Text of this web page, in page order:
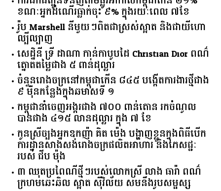
ខណៈអ្នកដំណើរធ្លាក់ចុះ ៩% ក្នុងរយៈពេល ៧ខែ
រ៉ូប Marshell នីមួយៗពិតជាស្រស់ស្អាត និងជាយីហោ
ល្បីល្បាញ
សេដ្ឋិនី ទ្រី ដាណា កាន់កាបូបដៃ Christian Dior ពណ៌
ត្នោតតម្លៃជាង ៥ ពាន់ដុល្លារ
ចំនួន​រោងចក្រ​នៅ​កម្ពុជា​កើន​ ​៨៤៥​ ​បង្កើត​ការងារ​ថ្មី​ជាង​
​៩​ ​ម៉ឺន​កន្លែង​ក្នុង​ឆមាស​ទី ​១​
កម្ពុជានាំចេញអង្ករជាង ៧០០ ពាន់តោន រកចំណូល
បានជាង ៤១៥ លានដុល្លារ ក្នុង ៧ ខែ
កូនស្រីច្បងអ្នកឧកញ៉ា គិត ម៉េង បង្ហាញខ្លួនក្នុងពិធីបើក
ការដ្ឋានសាងសង់រោងចក្រផលិតអាហារ និងភេសជ្ជៈ
របស់ ជីប ម៉ុង
៣ ឈុតប្រពៃណីថ្មីៗរបស់លោកស្រី លាង ធារ៉ា ពណ៌
ក្រហមឆេះឆិល ស្អាត ​ស៊ីវិល័យ សមនឹងរូបសម្ផស្ស